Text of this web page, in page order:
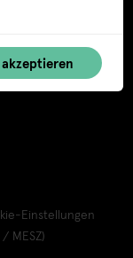
Einstellungen
MESZ)